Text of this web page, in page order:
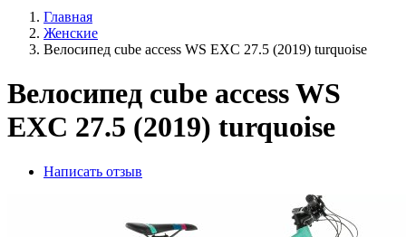
Главная
Женскиe
Велосипед cube access WS EXC 27.5 (2019) turquoise
Велосипед cube access WS
EXC 27.5 (2019) turquoise
Написать отзыв